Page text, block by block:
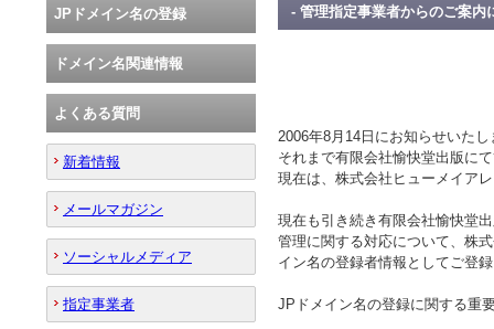
- 管理指定事業者からのご案内
2006年8月14日にお知らせいた
それまで有限会社愉快堂出版に
現在は、株式会社ヒューメイア
現在も引き続き有限会社愉快堂
管理に関する対応について、株
イン名の登録者情報としてご登
JPドメイン名の登録に関する重
JPドメイン名の登録
ドメイン名関連情報
よくある質問
新着情報
メールマガジン
ソーシャルメディア
指定事業者